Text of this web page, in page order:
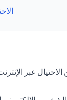
عبر